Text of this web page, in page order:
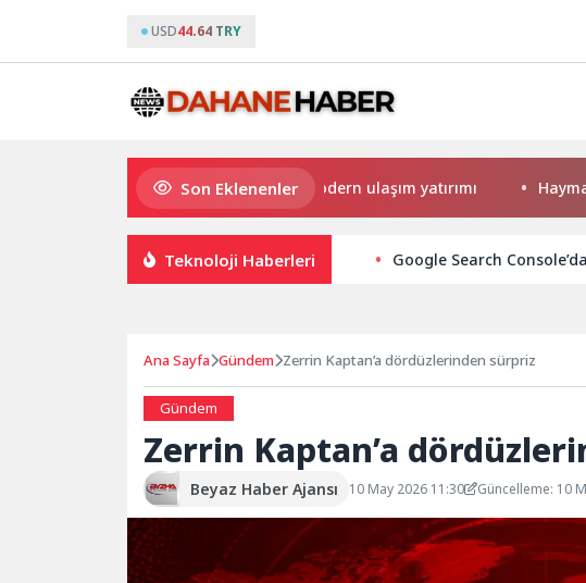
USD44.64 TRY
Son Eklenenler
Büyükşehir’den Darıca’ya modern ulaşım yatırımı Haymana’nın
Teknoloji Haberleri Google Search
Ana Sayfa Gündem Zerrin Kaptan’a dördüzlerinden sürpriz
Gündem
Zerrin Kaptan’a
Beyaz Haber Ajansı 10 May 2026 11:30 Güncelleme: 10